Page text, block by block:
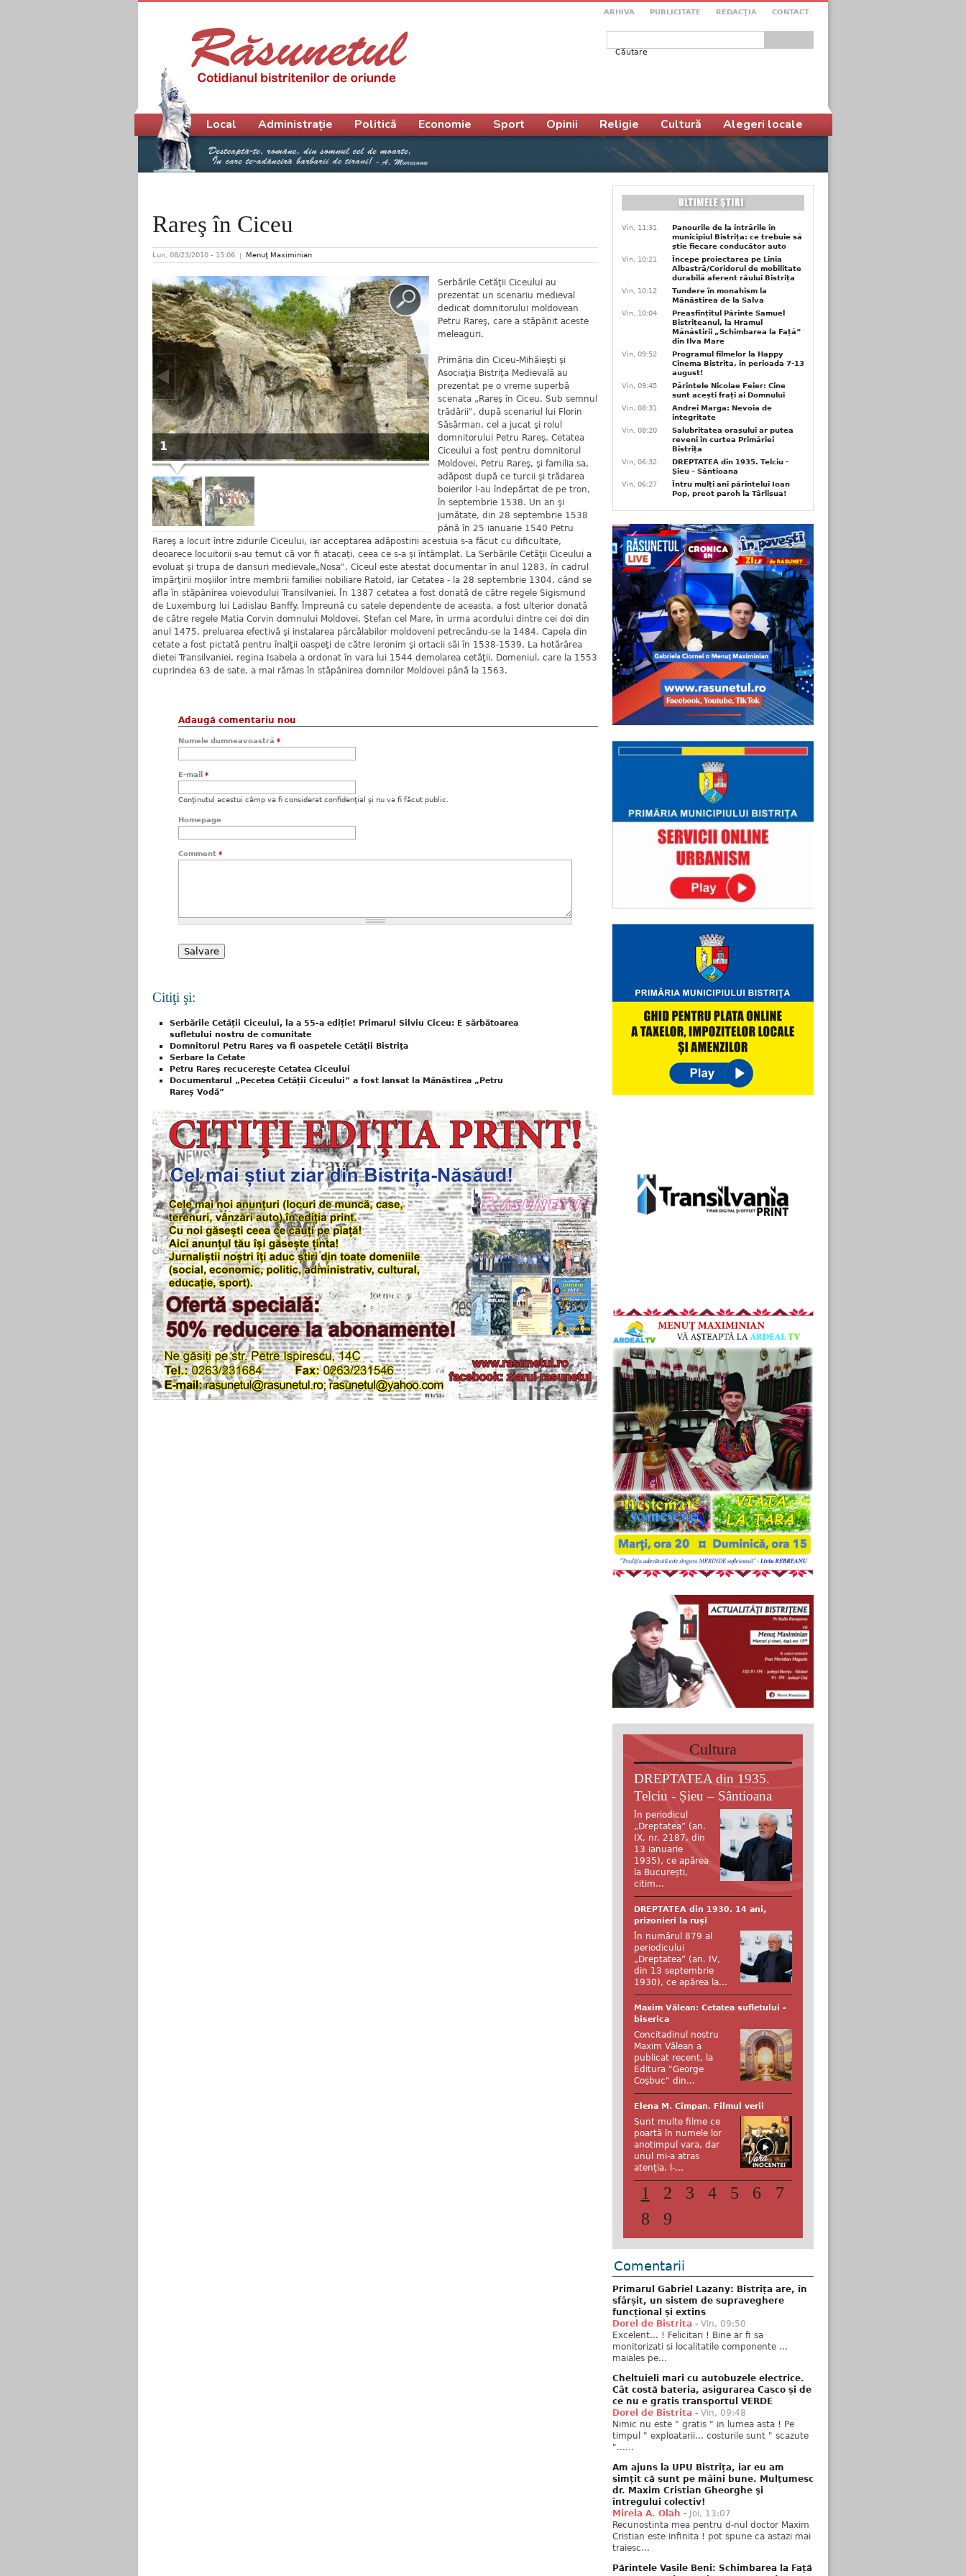
ARHIVA PUBLICITATE REDACŢIA CONTACT
Formular de căutare
Rareş în Ciceu
Lun, 08/23/2010 - 15:06 Menuţ Maximinian
1
Serbările Cetăţii Ciceului au
prezentat un scenariu medieval
dedicat domnitorului moldovean
Petru Rareş, care a stăpânit aceste
meleaguri.
Primăria din Ciceu-Mihăieşti şi
Asociaţia Bistriţa Medievală au
prezentat pe o vreme superbă
scenata „Rareş în Ciceu. Sub semnul
trădării", după scenariul lui Florin
Săsărman, cel a jucat şi rolul
domnitorului Petru Rareş. Cetatea
Ciceului a fost pentru domnitorul
Moldovei, Petru Rareş, şi familia sa,
adăpost după ce turcii şi trădarea
boierilor l-au îndepărtat de pe tron,
în septembrie 1538. Un an şi
jumătate, din 28 septembrie 1538
până în 25 ianuarie 1540 Petru
Rareş a locuit între zidurile Ciceului, iar acceptarea adăpostirii acestuia s-a făcut cu dificultate,
deoarece locuitorii s-au temut că vor fi atacaţi, ceea ce s-a şi întâmplat. La Serbările Cetăţii Ciceului a
evoluat şi trupa de dansuri medievale„Nosa". Ciceul este atestat documentar în anul 1283, în cadrul
împărţirii moşiilor între membrii familiei nobiliare Ratold, iar Cetatea - la 28 septembrie 1304, când se
afla în stăpânirea voievodului Transilvaniei. În 1387 cetatea a fost donată de către regele Sigismund
de Luxemburg lui Ladislau Banffy. Împreună cu satele dependente de aceasta, a fost ulterior donată
de către regele Matia Corvin domnului Moldovei, Ştefan cel Mare, în urma acordului dintre cei doi din
anul 1475, preluarea efectivă şi instalarea pârcălabilor moldoveni petrecându-se la 1484. Capela din
cetate a fost pictată pentru înalţii oaspeţi de către Ieronim şi ortacii săi în 1538-1539. La hotărârea
dietei Transilvaniei, regina Isabela a ordonat în vara lui 1544 demolarea cetăţii. Domeniul, care la 1553
cuprindea 63 de sate, a mai rămas în stăpânirea domnilor Moldovei până la 1563.
Adaugă comentariu nou
Numele dumneavoastră *
E-mail *
Conţinutul acestui câmp va fi considerat confidenţial şi nu va fi făcut public.
Homepage
Comment *
Citiţi şi:
Serbările Cetății Ciceului, la a 55-a ediție! Primarul Silviu Ciceu: E sărbătoarea
sufletului nostru de comunitate
Domnitorul Petru Rareş va fi oaspetele Cetăţii Bistriţa
Serbare la Cetate
Petru Rareş recucereşte Cetatea Ciceului
Documentarul „Pecetea Cetății Ciceului” a fost lansat la Mănăstirea „Petru
Rareș Vodă”
Meniu principal
Local Administrație Politică Economie Sport Opinii Religie Cultură Alegeri locale
Vin, 11:31
Panourile de la intrările în
municipiul Bistrița: ce trebuie să
știe fiecare conducător auto
Vin, 10:21
Începe proiectarea pe Linia
Albastră/Coridorul de mobilitate
durabilă aferent râului Bistrița
Vin, 10:12
Tundere în monahism la
Mănăstirea de la Salva
Vin, 10:04
Preasfințitul Părinte Samuel
Bistrițeanul, la Hramul
Mănăstirii „Schimbarea la Față”
din Ilva Mare
Vin, 09:52
Programul filmelor la Happy
Cinema Bistrița, în perioada 7-13
august!
Vin, 09:45
Părintele Nicolae Feier: Cine
sunt acești frați ai Domnului
Vin, 08:31
Andrei Marga: Nevoia de
integritate
Vin, 08:20
Salubritatea orașului ar putea
reveni în curtea Primăriei
Bistrița
Vin, 06:32
DREPTATEA din 1935. Telciu -
Șieu – Sântioana
Vin, 06:27
Întru mulți ani părintelui Ioan
Pop, preot paroh la Târlișua!
Cultura
DREPTATEA din 1935.
Telciu - Șieu – Sântioana
În periodicul
„Dreptatea” (an.
IX, nr. 2187, din
13 ianuarie
1935), ce apărea
la București,
citim...
DREPTATEA din 1930. 14 ani,
prizonieri la ruși
În numărul 879 al
periodicului
„Dreptatea” (an. IV,
din 13 septembrie
1930), ce apărea la...
Maxim Vălean: Cetatea sufletului -
biserica
Concitadinul nostru
Maxim Vălean a
publicat recent, la
Editura "George
Coşbuc" din...
Elena M. Cîmpan. Filmul verii
Sunt multe filme ce
poartă în numele lor
anotimpul vara, dar
unul mi-a atras
atenția, l-...
1 2 3 4 5 6
7
8
9
Comentarii
Primarul Gabriel Lazany: Bistrița are, în
sfârșit, un sistem de supraveghere
funcțional și extins
Dorel de Bistrita - Vin, 09:50
Excelent... ! Felicitari ! Bine ar fi sa
monitorizati si localitatile componente ...
maiales pe...
Cheltuieli mari cu autobuzele electrice.
Cât costă bateria, asigurarea Casco și de
ce nu e gratis transportul VERDE
Dorel de Bistrita - Vin, 09:48
Nimic nu este " gratis " in lumea asta ! Pe
timpul " exploatarii... costurile sunt " scazute
"......
Am ajuns la UPU Bistrița, iar eu am
simțit că sunt pe mâini bune. Mulţumesc
dr. Maxim Cristian Gheorghe şi
întregului colectiv!
Mirela A. Olah - Joi, 13:07
Recunostinta mea pentru d-nul doctor Maxim
Cristian este infinita ! pot spune ca astazi mai
traiesc...
Părintele Vasile Beni: Schimbarea la Față